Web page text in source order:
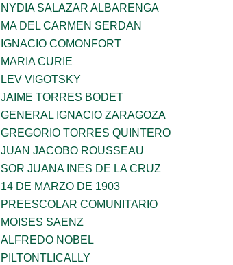
NYDIA SALAZAR ALBARENGA
MA DEL CARMEN SERDAN
IGNACIO COMONFORT
MARIA CURIE
LEV VIGOTSKY
JAIME TORRES BODET
GENERAL IGNACIO ZARAGOZA
GREGORIO TORRES QUINTERO
JUAN JACOBO ROUSSEAU
SOR JUANA INES DE LA CRUZ
14 DE MARZO DE 1903
PREESCOLAR COMUNITARIO
MOISES SAENZ
ALFREDO NOBEL
PILTONTLICALLY